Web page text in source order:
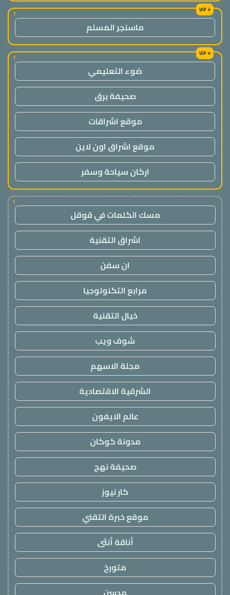
!
ماسنجر المسلم
!
ضوء التعليمي
صحيفة برق
موقع اشراقات
موقع اشراق اون لاين
اركان سياحة وسفر
!
مسك الكلمات في قوقل
اشراق التقنية
ان سفن
مرابع التكنولوجيا
خيال التقنية
شوف ويب
مجلة الاسهم
الشرقية الاقتصادية
عالم الايفون
مدونة كوكان
صحيفة نهج
كار نيوز
موقع خبرة التقني
أناقة أنثى
متورخ